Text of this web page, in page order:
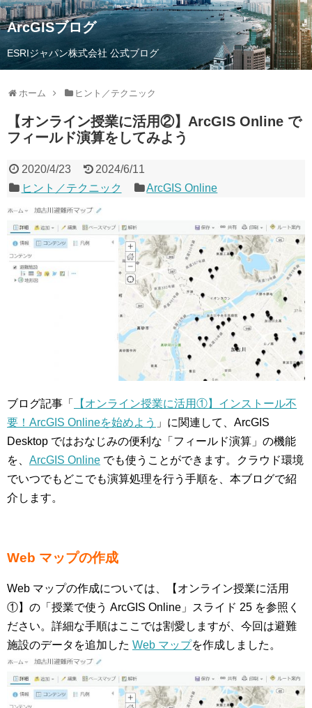
ArcGISブログ
ESRIジャパン株式会社 公式ブログ
ホーム ヒント／テクニック
【オンライン授業に活用②】ArcGIS Online で
フィールド演算をしてみよう
2020/4/23
2024/6/11
ヒント／テクニック
ArcGIS Online
ブログ記事「
【オンライン授業に活用①】インストール不
要！ArcGIS Onlineを始めよう 」に関連して、ArcGIS
Desktop ではおなじみの便利な「フィールド演算」の機能
を、 ArcGIS Online でも使うことができます。クラウド環境
でいつでもどこでも演算処理を行う手順を、本ブログで紹
介します。
Web マップの作成
Web マップの作成については、【オンライン授業に活用
①】の「授業で使う ArcGIS Online」スライド 25 を参照く
ださい。詳細な手順はここでは割愛しますが、今回は避難
施設のデータを追加した Web マップを作成しました。